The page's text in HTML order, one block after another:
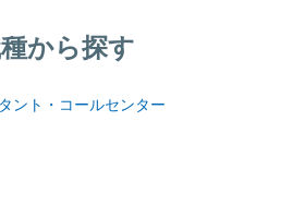
から探す
ント・コールセンター